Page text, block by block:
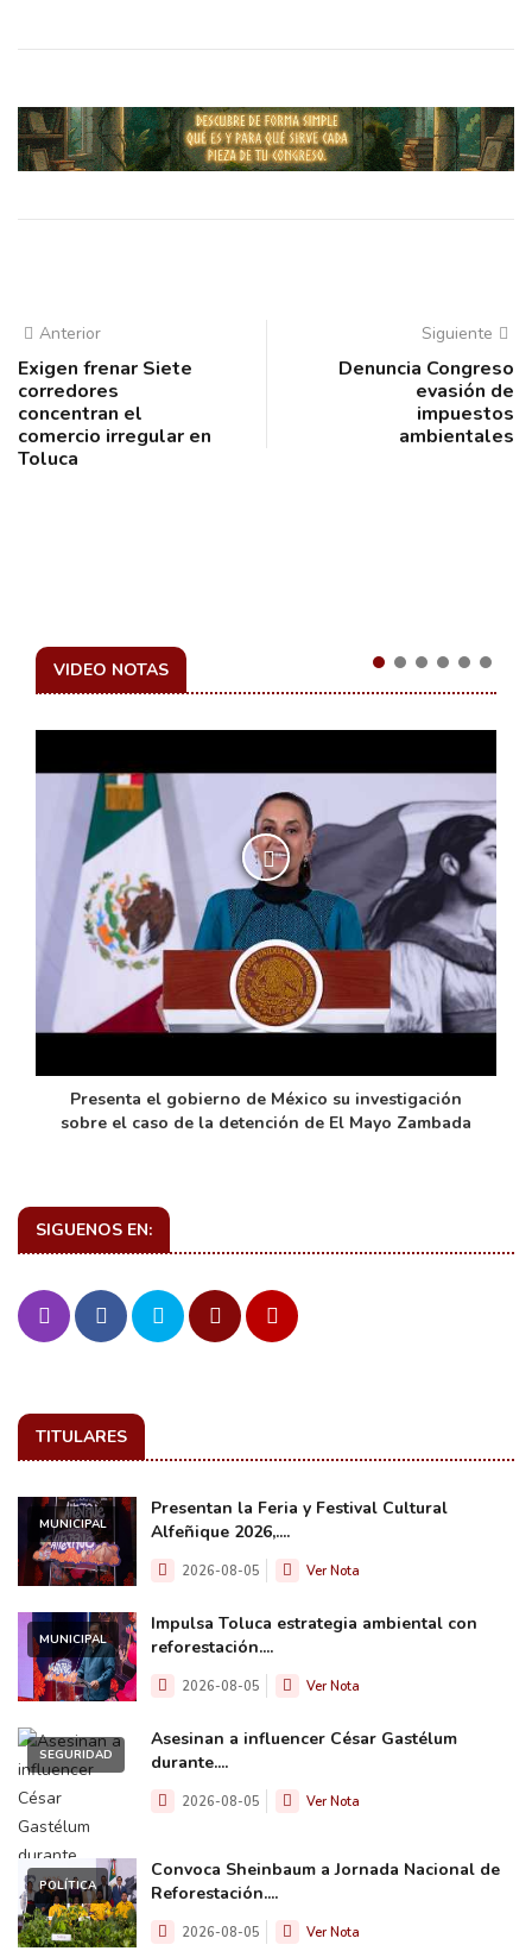
Anterior
Exigen frenar Siete
corredores
concentran el
comercio irregular en
Toluca
Siguiente
Denuncia Congreso
evasión de
impuestos
ambientales
VIDEO NOTAS
Presenta el gobierno de México su investigación
sobre el caso de la detención de El Mayo Zambada
SIGUENOS EN:
TITULARES
MUNICIPAL
Presentan la Feria y Festival Cultural
Alfeñique 2026,....
2026-08-05 Ver Nota
MUNICIPAL
Impulsa Toluca estrategia ambiental con
reforestación....
2026-08-05 Ver Nota
SEGURIDAD
Asesinan a influencer César Gastélum
durante....
2026-08-05 Ver Nota
POLÍTICA
Convoca Sheinbaum a Jornada Nacional de
Reforestación....
2026-08-05 Ver Nota